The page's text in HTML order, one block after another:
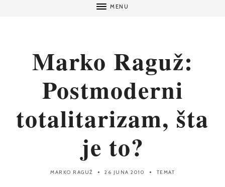
MENU
Marko Raguž:
Postmoderni
totalitarizam, šta
je to?
MARKO RAGUŽ 26 JUNA 2010 TEMAT